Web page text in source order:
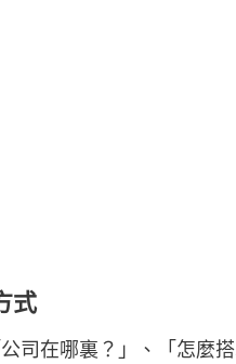
式
司在哪裏？」、「怎麼